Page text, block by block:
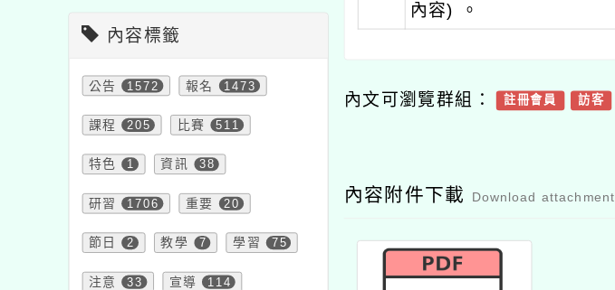
內容標籤
公告 1572 報名 1473
課程 205 比賽 511
特色 1 資訊 38
研習 1706 重要 20
節日 2 教學 7 學習 75
注意 33 宣導 114
內容) 。
內文可瀏覽群組： 註冊會員 訪客
內容附件下載 Download attachment